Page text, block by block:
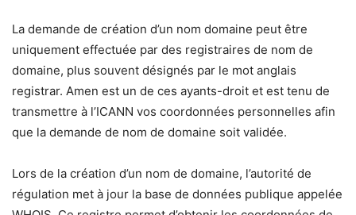
La demande de création d’un nom domaine peut être
uniquement effectuée par des registraires de nom de
domaine, plus souvent désignés par le mot anglais
registrar. Amen est un de ces ayants-droit et est tenu de
transmettre à l’ICANN vos coordonnées personnelles afin
que la demande de nom de domaine soit validée.
Lors de la création d’un nom de domaine, l’autorité de
régulation met à jour la base de données publique appelée